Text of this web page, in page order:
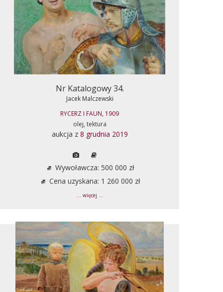
Nr Katalogowy 34.
Jacek Malczewski
RYCERZ I FAUN, 1909
olej, tektura
aukcja z 8 grudnia 2019
Wywoławcza: 500 000 zł
Cena uzyskana: 1 260 000 zł
... więcej ...